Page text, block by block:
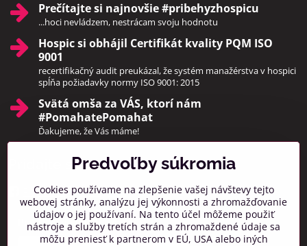
Prečítajte si najnovšie #pribehyzhospicu
...hoci nevládzem, nestrácam svoju hodnotu
Hospic si obhájil Certifikát kvality PQM ISO
9001
recertifikačný audit preukázal, že systém manažérstva v hospici
spĺňa požiadavky normy ISO 9001: 2015
Svätá omša za VÁS, ktorí nám
#PomahatePomahat
Ďakujeme, že Vás máme!
Pridajte sa k nám
Facebook Instagram
Prihlásiť na odber noviniek
Predvoľby súkromia
Cookies používame na zlepšenie vašej návštevy tejto
webovej stránky, analýzu jej výkonnosti a zhromažďovanie
údajov o jej používaní. Na tento účel môžeme použiť
nástroje a služby tretích strán a zhromaždené údaje sa
môžu preniesť k partnerom v EÚ, USA alebo iných